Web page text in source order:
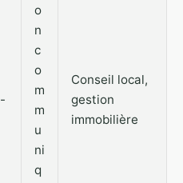
-
o
n
c
o
m
m
u
ni
q
Conseil local,
gestion
immobilière